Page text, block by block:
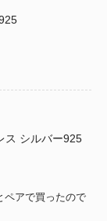
ス シルバー925
ペアで買ったので